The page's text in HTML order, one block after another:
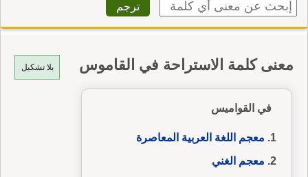
بلا تشكيل معنى كلمة الاستراحة في القاموس
في القواميس
معجم اللغة العربية المعاصرة
معجم الغني